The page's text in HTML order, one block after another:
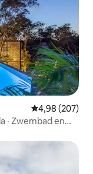
Gemiddelde
4,98 (207)
· Zwembad en